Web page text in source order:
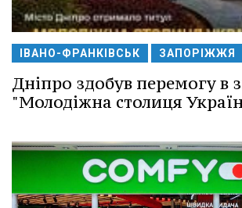
ІВАНО-ФРАНКІВСЬК ЗАПОРІЖЖЯ
Дніпро здобув перемогу в
"Молодіжна столиця